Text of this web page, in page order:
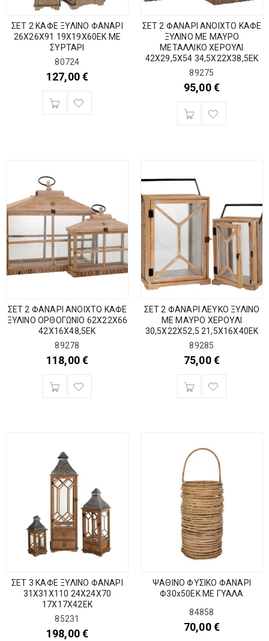
ΣΕΤ 2 ΚΑΦΕ ΞΥΛΙΝΟ ΦΑΝΑΡΙ
26X26X91 19Χ19Χ60ΕΚ ΜΕ
ΣΥΡΤΑΡΙ
80724
127,00€
ΣΕΤ 2 ΦΑΝΑΡΙ ΑΝΟΙΧΤΟ ΚΑΦΕ
ΞΥΛΙΝΟ ΜΕ ΜΑΥΡΟ
ΜΕΤΑΛΛΙΚΟ ΧΕΡΟΥΛΙ
42Χ29,5Χ54 34,5Χ22Χ38,5ΕΚ
89275
95,00€
ΣΕΤ 2 ΦΑΝΑΡΙ ΑΝΟΙΧΤΟ ΚΑΦΕ
ΞΥΛΙΝΟ ΟΡΘΟΓΩΝΙΟ 62Χ22Χ66
42Χ16Χ48,5ΕΚ
89278
118,00€
ΣΕΤ 2 ΦΑΝΑΡΙ ΛΕΥΚΟ ΞΥΛΙΝΟ
ΜΕ ΜΑΥΡΟ ΧΕΡΟΥΛΙ
30,5Χ22Χ52,5 21,5Χ16Χ40ΕΚ
89285
75,00€
ΣΕΤ 3 ΚΑΦΕ ΞΥΛΙΝΟ ΦΑΝΑΡΙ
31Χ31Χ110 24Χ24Χ70
17Χ17Χ42ΕΚ
85231
198,00€
ΨΑΘΙΝΟ ΦΥΣΙΚΟ ΦΑΝΑΡΙ
Φ30x50EK ΜΕ ΓΥΑΛΑ
84858
70,00€